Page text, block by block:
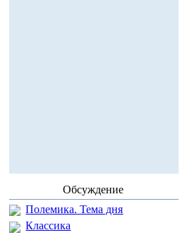
Обсуждение
Полемика. Тема дня
Классика